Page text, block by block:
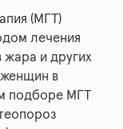
(МГТ)
лечения
и других
в
подборе МГТ